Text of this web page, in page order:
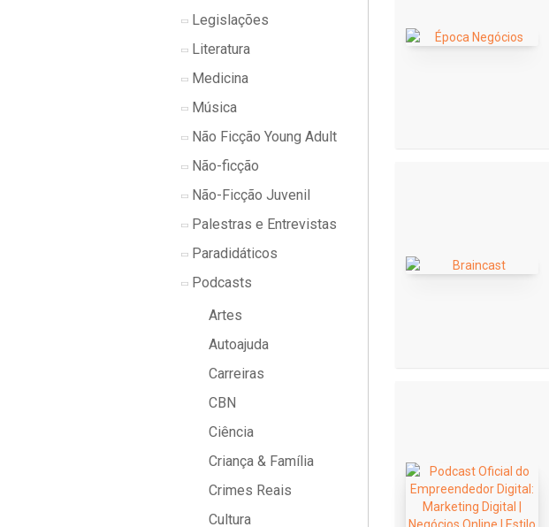
Legislações
Literatura
Medicina
Música
Não Ficção Young Adult
Não-ficção
Não-Ficção Juvenil
Palestras e Entrevistas
Paradidáticos
Podcasts
Artes
Autoajuda
Carreiras
CBN
Ciência
Criança & Família
Crimes Reais
Cultura